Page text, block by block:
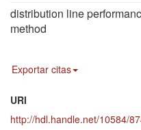
distribution line
method
Exportar citas
URI
http://hdl.handle.net/10584/